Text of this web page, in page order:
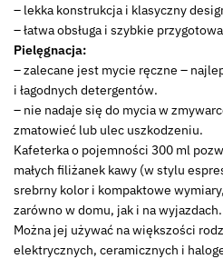
– lekka konstrukcja i klasyczny
– łatwa obsługa i szybkie
Pielęgnacja:
– zalecane jest mycie ręczne –
i łagodnych detergentów.
– nie nadaje się do mycia w
zmatowieć lub ulec uszkodzeniu.
Kafeterka o pojemności 300 ml
małych filiżanek kawy (w stylu
srebrny kolor i kompaktowe
zarówno w domu, jak i na wyjazdach.
Można jej używać na większości
elektrycznych, ceramicznych i